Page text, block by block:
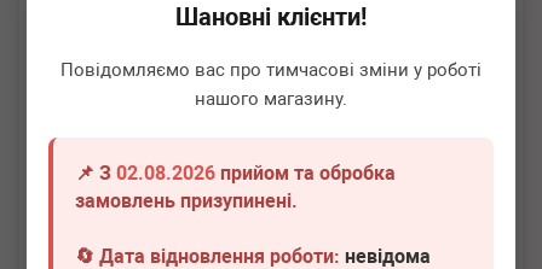
Шановні клієнти!
Повідомляємо вас про тимчасові зміни у роботі
нашого магазину.
📌 З02.08.2026 прийом та обробка
замовлень призупинені.
🔄 Дата відновлення роботи:невідома
Термін 1 дн.
180
В кошик